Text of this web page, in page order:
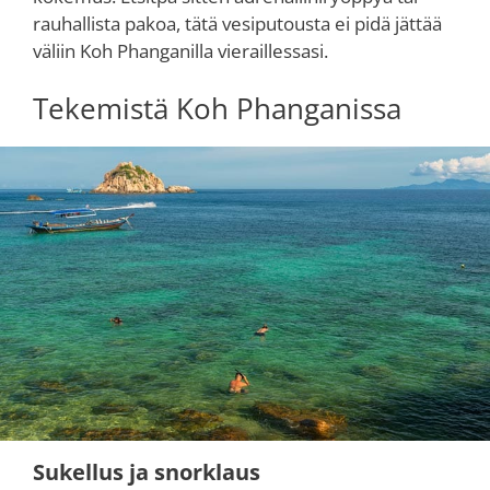
rauhallista pakoa, tätä vesiputousta ei pidä jättää
väliin Koh Phanganilla vieraillessasi.
Tekemistä Koh Phanganissa
Sukellus ja snorklaus